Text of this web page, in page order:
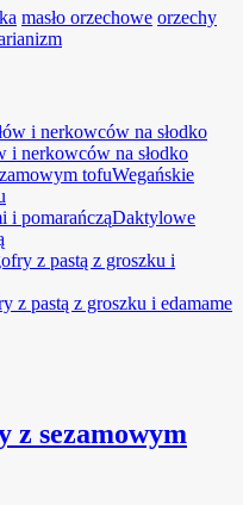
masło orzechowe orzechy
i nerkowców na słodko
Wegańskie
Daktylowe
z pastą z groszku i edamame
z sezamowym